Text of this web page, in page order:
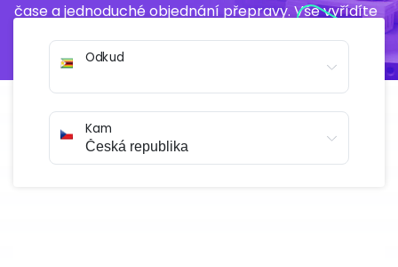
čase a jednoduché objednání přepravy. Vše vyřídíte
Odkud
Kam